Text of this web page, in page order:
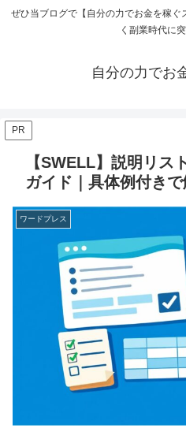
ぜひ当ブログで【自分の力でお金を稼
く副業時代に
自分の力でお
PR
【SWELL】説明リス
ガイド｜具体例付き
ワードプレス